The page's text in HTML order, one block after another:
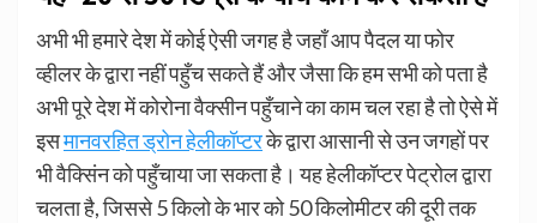
अभी भी हमारे देश में कोई ऐसी जगह है जहाँ आप पैदल या फोर
व्हीलर के द्वारा नहीं पहुँच सकते हैं और जैसा कि हम सभी को पता है
अभी पूरे देश में कोरोना वैक्सीन पहुँचाने का काम चल रहा है तो ऐसे में
इसमानवरहित ड्रोन हेलीकॉप्टरके द्वारा आसानी से उन जगहों पर
भी वैक्सिंन को पहुँचाया जा सकता है। यह हेलीकॉप्टर पेट्रोल द्वारा
चलता है, जिससे 5 किलो के भार को 50 किलोमीटर की दूरी तक